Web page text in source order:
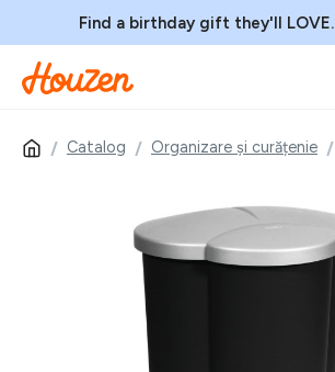
Find a birthday gift they'll LOVE.
Catalog Organizare și curățenie